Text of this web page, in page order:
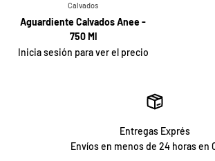
Calvados
Aguardiente Calvados Anee -
750 Ml
Inicia sesión para ver el precio
Entregas Exprés
Envíos en menos de 24 horas en